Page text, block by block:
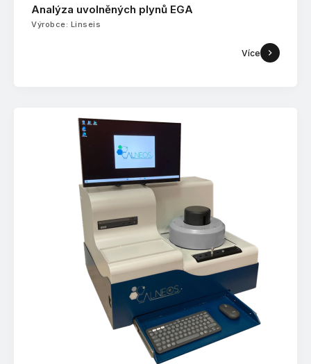
Analýza uvolněných plynů EGA
Výrobce: Linseis
Více